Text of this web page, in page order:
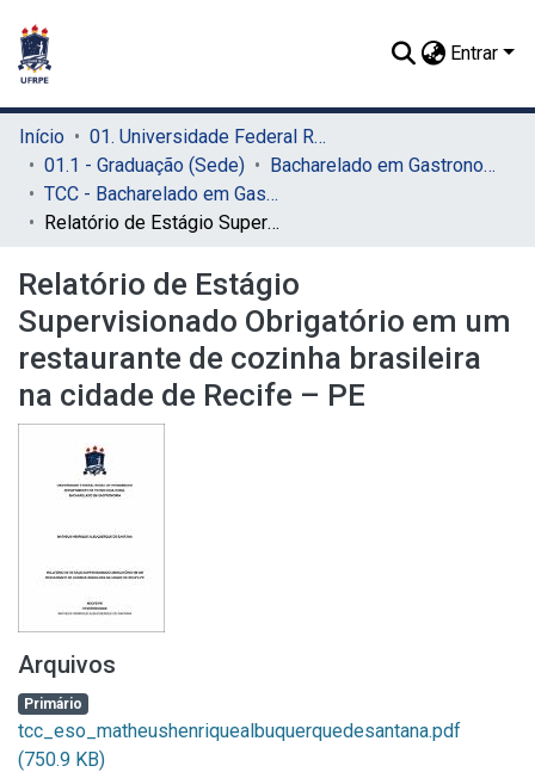
Entrar
Início
01. Universidade Federal Rural de Pernambuco - UFRPE (Sede)
01.1 - Graduação (Sede)
Bacharelado em Gastronomia (Sede)
TCC - Bacharelado em Gastronomia (Sede)
Relatório de Estágio Supervisionado Obrigatório em um restaurante de cozinha brasileira na cidade de Recife – PE
Relatório de Estágio
Supervisionado Obrigatório em um
restaurante de cozinha brasileira
na cidade de Recife – PE
Arquivos
Primário
tcc_eso_matheushenriquealbuquerquedesantana.pdf
(750.9 KB)